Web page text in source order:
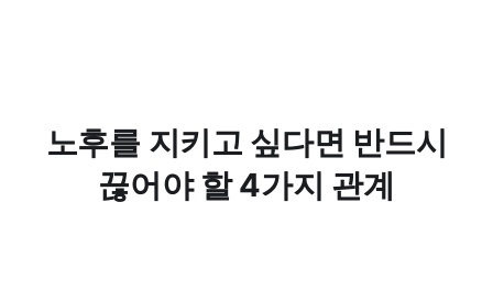
노후를 지키고 싶다면 반드시
끊어야 할 4가지 관계